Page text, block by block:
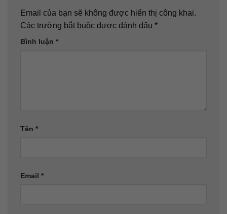
Email của bạn sẽ không được hiển thị công khai.
Các trường bắt buộc được đánh dấu *
Bình luận *
Tên *
Email *